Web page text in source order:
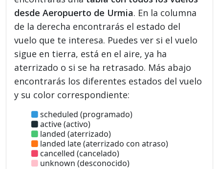
desde Aeropuerto de Urmia. En la columna
de la derecha encontrarás el estado del
vuelo que te interesa. Puedes ver si el vuelo
sigue en tierra, está en el aire, ya ha
aterrizado o si se ha retrasado. Más abajo
encontrarás los diferentes estados del vuelo
y su color correspondiente:
scheduled (programado)
active (activo)
landed (aterrizado)
landed late (aterrizado con atraso)
cancelled (cancelado)
unknown (desconocido)